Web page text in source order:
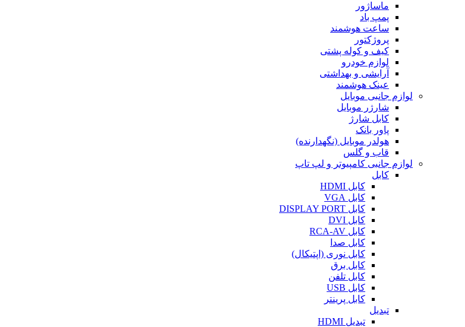
ماساژور
پمپ باد
ساعت هوشمند
پروژکتور
کیف و کوله پشتی
لوازم خودرو
آرایشی و بهداشتی
عینک هوشمند
لوازم جانبی موبایل
شارژر موبایل
کابل شارژ
پاور بانک
هولدر موبایل (نگهدارنده)
قاب و گلس
لوازم جانبی کامپیوتر و لپ تاپ
کابل
کابل HDMI
کابل VGA
کابل DISPLAY PORT
کابل DVI
کابل RCA-AV
کابل صدا
کابل نوری (اپتیکال)
کابل برق
کابل تلفن
کابل USB
کابل پرینتر
تبدیل
تبدیل HDMI